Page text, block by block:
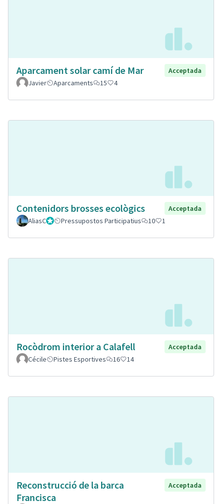
Aparcament solar camí de Mar
Acceptada
Javier
Aparcaments 15 4
Contenidors brosses ecològics
Acceptada
AliasCGestorPressupostos Participatius 10 1
Rocòdrom interior a Calafell
Acceptada
Cécile
Pistes Esportives 16 14
Reconstrucció de la barca
Francisca
Acceptada